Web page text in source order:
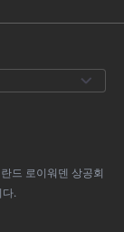
드 로이워덴 상공회
.